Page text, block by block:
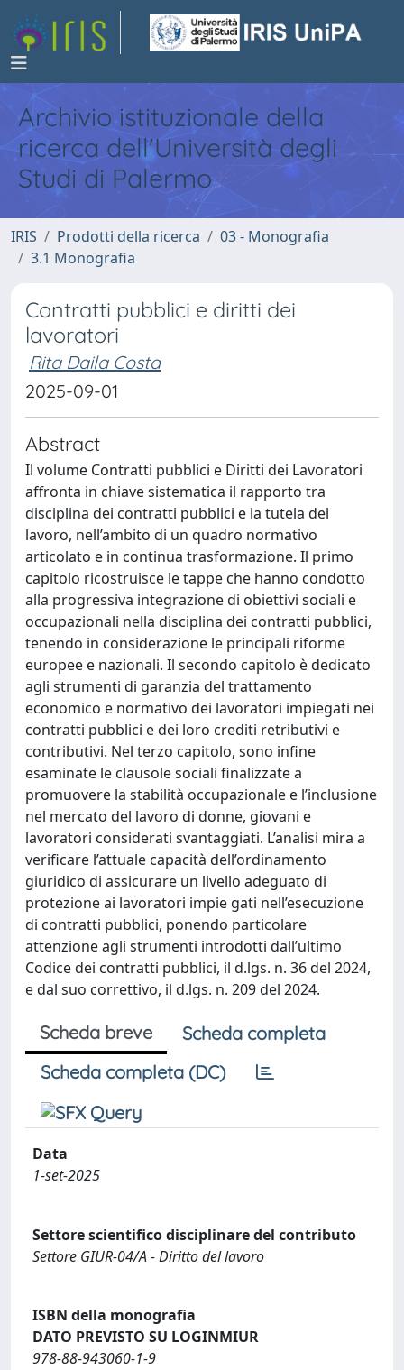
Archivio istituzionale della
ricerca dell'Università degli
Studi di Palermo
IRIS Prodotti della ricerca
03 - Monografia
3.1 Monografia
Contratti pubblici e diritti dei
lavoratori
Rita Daila Costa
2025-09-01
Abstract
Il volume Contratti pubblici e Diritti dei Lavoratori
affronta in chiave sistematica il rapporto tra
disciplina dei contratti pubblici e la tutela del
lavoro, nell’ambito di un quadro normativo
articolato e in continua trasformazione. Il primo
capitolo ricostruisce le tappe che hanno condotto
alla progressiva integrazione di obiettivi sociali e
occupazionali nella disciplina dei contratti pubblici,
tenendo in considerazione le principali riforme
europee e nazionali. Il secondo capitolo è dedicato
agli strumenti di garanzia del trattamento
economico e normativo dei lavoratori impiegati nei
contratti pubblici e dei loro crediti retributivi e
contributivi. Nel terzo capitolo, sono infine
esaminate le clausole sociali finalizzate a
promuovere la stabilità occupazionale e l’inclusione
nel mercato del lavoro di donne, giovani e
lavoratori considerati svantaggiati. L’analisi mira a
verificare l’attuale capacità dell’ordinamento
giuridico di assicurare un livello adeguato di
protezione ai lavoratori impie gati nell’esecuzione
di contratti pubblici, ponendo particolare
attenzione agli strumenti introdotti dall’ultimo
Codice dei contratti pubblici, il d.lgs. n. 36 del 2024,
e dal suo correttivo, il d.lgs. n. 209 del 2024.
Scheda breve
Scheda completa
Scheda completa (DC)
Data
1-set-2025
Settore scientifico disciplinare del contributo
Settore GIUR-04/A - Diritto del lavoro
ISBN della monografia
DATO PREVISTO SU LOGINMIUR
978-88-943060-1-9